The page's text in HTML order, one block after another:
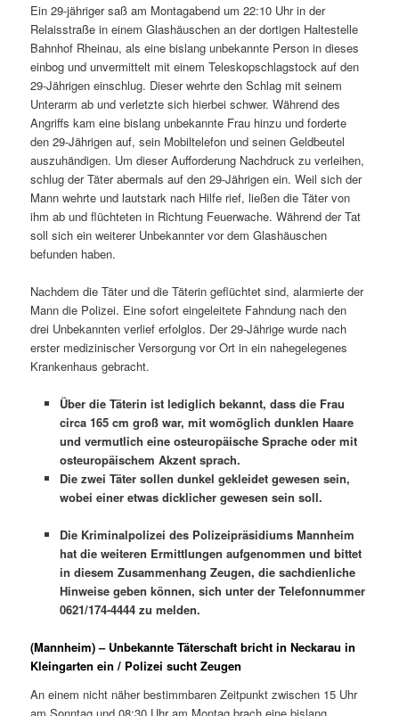
Ein 29-jähriger saß am Montagabend um 22:10 Uhr in der
Relaisstraße in einem Glashäuschen an der dortigen Haltestelle
Bahnhof Rheinau, als eine bislang unbekannte Person in dieses
einbog und unvermittelt mit einem Teleskopschlagstock auf den
29-Jährigen einschlug. Dieser wehrte den Schlag mit seinem
Unterarm ab und verletzte sich hierbei schwer. Während des
Angriffs kam eine bislang unbekannte Frau hinzu und forderte
den 29-Jährigen auf, sein Mobiltelefon und seinen Geldbeutel
auszuhändigen. Um dieser Aufforderung Nachdruck zu verleihen,
schlug der Täter abermals auf den 29-Jährigen ein. Weil sich der
Mann wehrte und lautstark nach Hilfe rief, ließen die Täter von
ihm ab und flüchteten in Richtung Feuerwache. Während der Tat
soll sich ein weiterer Unbekannter vor dem Glashäuschen
befunden haben.
Nachdem die Täter und die Täterin geflüchtet sind, alarmierte der
Mann die Polizei. Eine sofort eingeleitete Fahndung nach den
drei Unbekannten verlief erfolglos. Der 29-Jährige wurde nach
erster medizinischer Versorgung vor Ort in ein nahegelegenes
Krankenhaus gebracht.
Über die Täterin ist lediglich bekannt, dass die Frau
circa 165 cm groß war, mit womöglich dunklen Haare
und vermutlich eine osteuropäische Sprache oder mit
osteuropäischem Akzent sprach.
Die zwei Täter sollen dunkel gekleidet gewesen sein,
wobei einer etwas dicklicher gewesen sein soll.
Die Kriminalpolizei des Polizeipräsidiums Mannheim
hat die weiteren Ermittlungen aufgenommen und bittet
in diesem Zusammenhang Zeugen, die sachdienliche
Hinweise geben können, sich unter der Telefonnummer
0621/174-4444 zu melden.
(Mannheim) – Unbekannte Täterschaft bricht in Neckarau in
Kleingarten ein / Polizei sucht Zeugen
An einem nicht näher bestimmbaren Zeitpunkt zwischen 15 Uhr